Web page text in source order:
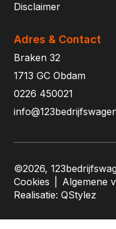
Disclaimer
Adres & Contact
Braken 32
1713 GC Obdam
0226 450021
©2026,
Cookies
Algemene
Realisatie: QStylez